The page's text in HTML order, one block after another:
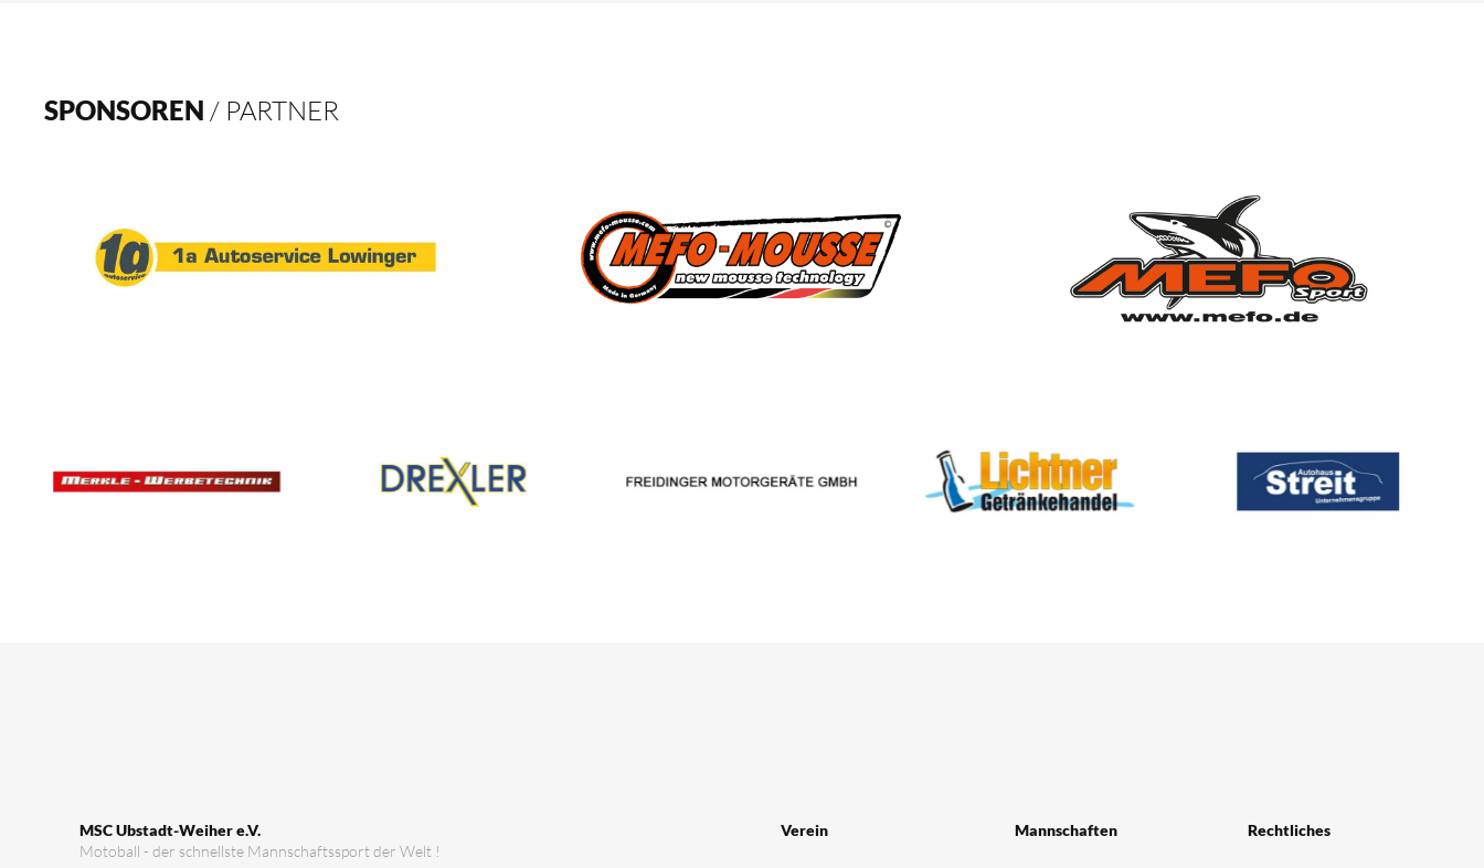
SPONSOREN / PARTNER
MSC Ubstadt-Weiher e.V.
Motoball - der schnellste Mannschaftssport der Welt !
Verein Mannschaften Rechtliches